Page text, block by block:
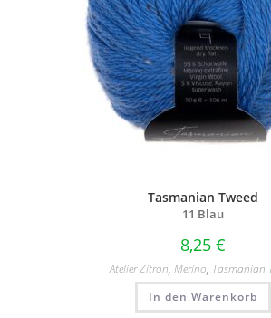
Tasmanian Tweed
11 Blau
8,25 €
Atelier Zitron, Merino, Tasmanian
In den Warenkorb